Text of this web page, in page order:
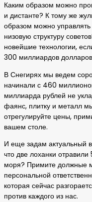
Каким образом можно
и дистанте? К тому же
образом можно
низовую структуру
новейшие технологии,
300 миллиардов
В Снегирях мы ведем
начинали с 460
миллиарда рублей не
фаянс, плитку и металл
отрегулируйте цены,
вашем столе.
И еще задам актуальный
что две лоханки
моря? Примите должные
персональной
которая сейчас
против каждого из нас.